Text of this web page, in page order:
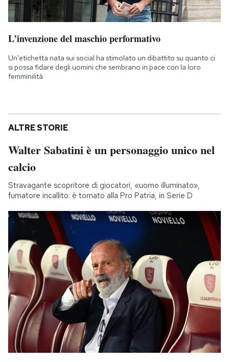
L’invenzione del maschio performativo
Un'etichetta nata sui social ha stimolato un dibattito su quanto ci
si possa fidare degli uomini che sembrano in pace con la loro
femminilità
ALTRE STORIE
Walter Sabatini è un personaggio unico nel
calcio
Stravagante scopritore di giocatori, «uomo illuminato»,
fumatore incallito: è tornato alla Pro Patria, in Serie D